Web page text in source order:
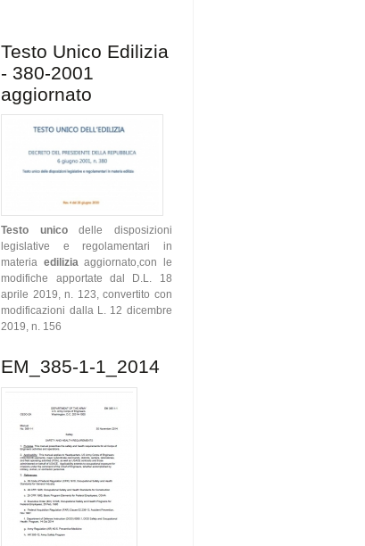
Testo Unico Edilizia
- 380-2001
aggiornato
Testo unicodelle disposizioni
legislative e regolamentari in
materia ediliziaaggiornato,con le
modifiche apportate dal D.L. 18
aprile 2019, n. 123, convertito con
modificazioni dalla L. 12 dicembre
2019, n. 156
EM_385-1-1_2014